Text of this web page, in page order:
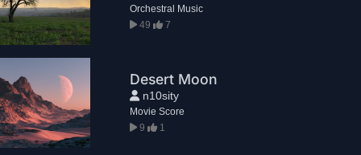
Orchestral Music
49
7
Desert Moon
n10sity
Movie Score
9
1